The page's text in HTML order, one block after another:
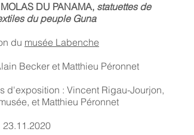
DU PANAMA, statuettes de
du peuple Guna
du musée Labenche
Becker et Matthieu Péronnet
d'exposition : Vincent Rigau-Jourjon,
et Matthieu Péronnet
23.11.2020